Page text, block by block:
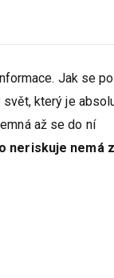
Jak se
který je
až se do ní
neriskuje nemá